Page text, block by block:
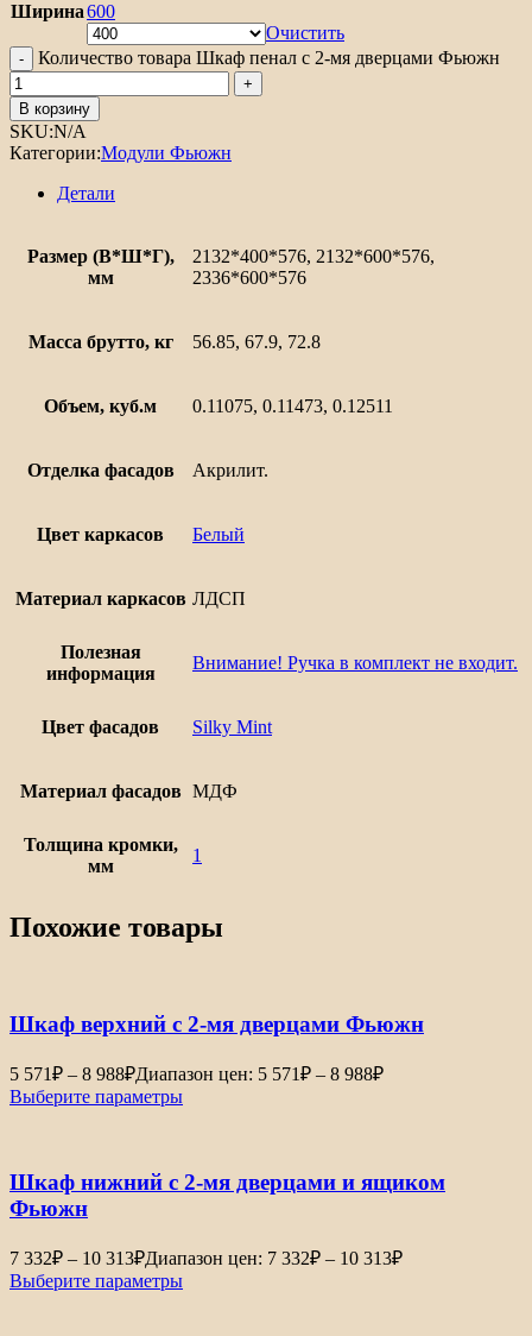
Ширина600
Очистить
Количество товара Шкаф пенал с 2-мя дверцами Фьюжн
В корзину
SKU:N/A
Категории:Модули Фьюжн
Детали
Размер (В*Ш*Г),
мм
2132*400*576, 2132*600*576,
2336*600*576
Масса брутто, кг 56.85, 67.9, 72.8
Объем, куб.м 0.11075, 0.11473, 0.12511
Отделка фасадов Акрилит.
Цвет каркасов Белый
Материал каркасов ЛДСП
Полезная
информация
Внимание! Ручка в комплект не входит.
Цвет фасадов Silky Mint
Материал фасадов МДФ
Толщина кромки,
мм
1
Похожие товары
Шкаф верхний с 2-мя дверцами Фьюжн
5 571₽ – 8 988₽Диапазон цен: 5 571₽ – 8 988₽
Выберите параметры
Шкаф нижний с 2-мя дверцами и ящиком
Фьюжн
7 332₽ – 10 313₽Диапазон цен: 7 332₽ – 10 313₽
Выберите параметры